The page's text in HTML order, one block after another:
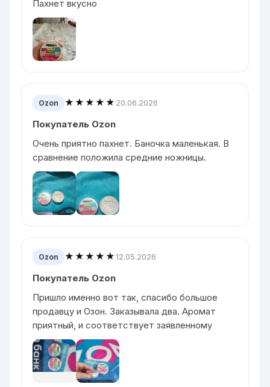
Пахнет вкусно
Ozon ★★★★★ 20.06.2026
Покупатель Ozon
Очень приятно пахнет. Баночка маленькая. В
сравнение положила средние ножницы.
Ozon ★★★★★12.05.2026
Покупатель Ozon
Пришло именно вот так, спасибо большое
продавцу и Озон. Заказывала два. Аромат
приятный, и соответствует заявленному